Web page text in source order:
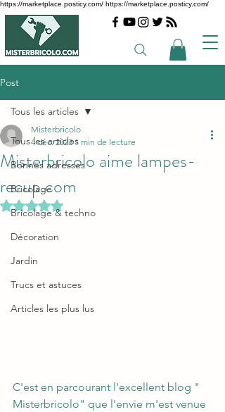
https://marketplace.posticy.com/ https://marketplace.posticy.com/
Post
Tous les articles
Bonnes adresses
Bricolage
Bricolage & techno
Décoration
Jardin
Trucs et astuces
Articles les plus lus
Tous les articles
Misterbricolo aime lampes-
recup.com
Misterbricolo
4 déc. 2023 1 min de lecture
Noté NaN étoiles sur 5.
C'est en parcourant l'excellent blog "
Misterbricolo" que l'envie m'est venue